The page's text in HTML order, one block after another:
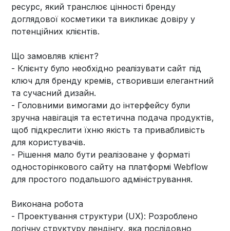
ресурс, який транслює цінності бренду
доглядової косметики та викликає довіру у
потенційних клієнтів.
Що замовляв клієнт?
- Клієнту було необхідно реалізувати сайт під
ключ для бренду кремів, створивши елегантний
та сучасний дизайн.
- Головними вимогами до інтерфейсу були
зручна навігація та естетична подача продуктів,
щоб підкреслити їхню якість та привабливість
для користувачів.
- Рішення мало бути реалізоване у форматі
односторінкового сайту на платформі Webflow
для простого подальшого адміністрування.
Виконана робота
- Проектування структури (UX): Розроблено
логічну структуру лендінгу, яка послідовно